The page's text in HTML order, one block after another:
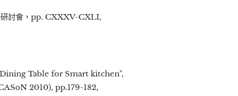
研討會，pp. CXXXV-CXLI,
Table for Smart kitchen",
2010), pp.179-182,